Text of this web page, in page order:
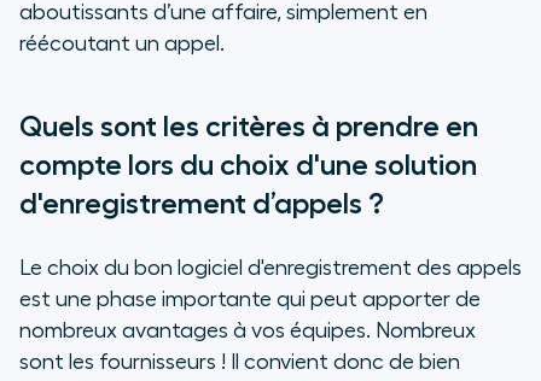
aboutissants d’une affaire, simplement en
réécoutant un appel.
Quels sont les critères à prendre en
compte lors du choix d'une solution
d'enregistrement d’appels ?
Le choix du bon logiciel d'enregistrement des appels
est une phase importante qui peut apporter de
nombreux avantages à vos équipes. Nombreux
sont les fournisseurs ! Il convient donc de bien